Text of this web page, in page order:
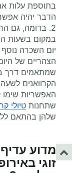
בתוספת עלות
הדבר יהיה
2. בדומה, גם
במקום בשעות
יום השכרה
הצהריים של
שמתאמים דרך
הקרוואנים
האפשריות
שתחנות טיולי
שלהן בהתאם
מדוע עדיף
זוגי